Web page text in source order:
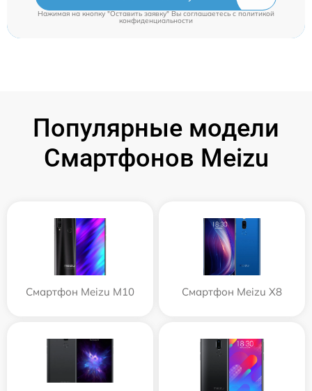
Нажимая на кнопку "Оставить заявку" Вы соглашаетесь cполитикой
конфиденциальности
Популярные модели
Смартфонов Meizu
Смартфон Meizu M10 Смартфон Meizu X8